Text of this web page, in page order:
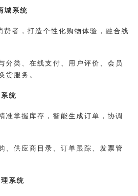
城系统
费者，打造个性化购物体验，融合线
分类、在线支付、用户评价、会员
货服务。
统
准掌握库存，智能生成订单，协调
、供应商目录、订单跟踪、发票管
系统